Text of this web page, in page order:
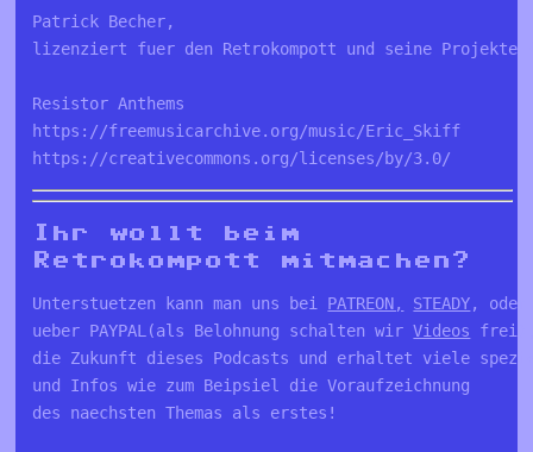
Patrick Becher,
lizenziert fuer den Retrokompott und seine Projekte
Resistor Anthems
https://freemusicarchive.org/music/Eric_Skiff
Ihr wollt beim
Retrokompott mitmachen?
Unterstuetzen kann man uns bei PATREON, STEADY,
ueber PAYPAL(als Belohnung schalten wir Videos
die Zukunft dieses Podcasts und erhaltet viele
und Infos wie zum Beipsiel die Voraufzeichnung